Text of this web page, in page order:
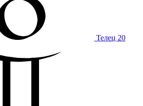
Телец 20